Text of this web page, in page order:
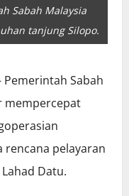
Sabah Malaysia
tanjung Silopo.
Pemerintah Sabah
mempercepat
rencana pelayaran
Datu.